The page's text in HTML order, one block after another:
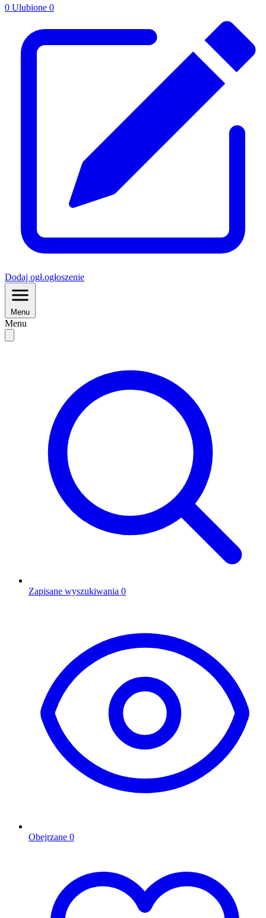
0 Ulubione 0
Dodaj ogł.ogłoszenie
Menu
Menu
Zapisane wyszukiwania 0
Obejrzane 0